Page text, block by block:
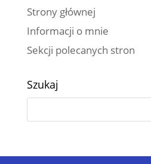
Strony głównej
Informacji o mnie
Sekcji polecanych stron
Szukaj